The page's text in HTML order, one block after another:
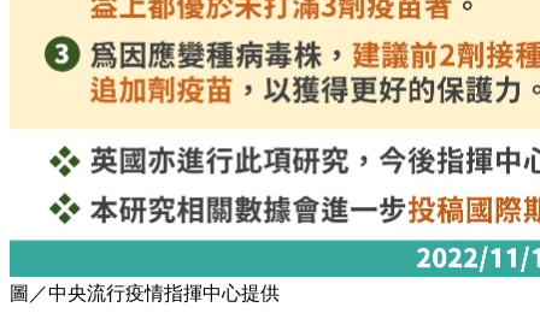
圖／中央流行疫情指揮中心提供